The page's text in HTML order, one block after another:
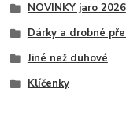
NOVINKY jaro 2026
Dárky a drobné
Jiné než duhové
Klíčenky